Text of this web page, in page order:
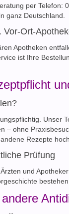
per Telefon:
ganz Deutschland.
Vor-Ort-
Apotheken
ist Ihre
Unser
– ohne
Rezepte hoch.
Prüfung
und